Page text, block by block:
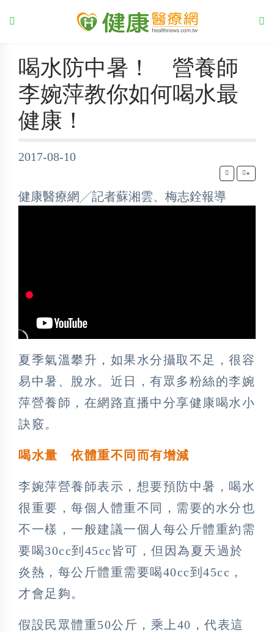
喝水防中暑！ 營養師
李婉萍教你如何喝水最
健康！
2017-08-10
+
健康醫療網╱記者蘇湘雲、梅志銓報導
夏季氣溫攀升，如果水分攝取不足，很容
易中暑、脫水。近日，有眾多粉絲的李婉
萍營養師，在網路直播中分享健康喝水小
訣竅。
喝水量 依體重不同而有增減
李婉萍營養師表示，想要預防中暑，喝水
很重要，每個人體重不同，需要的水分也
不一樣，一般建議一個人每公斤體重約需
要喝30cc到45cc皆可，但因為夏天過於
炎熱，每公斤體重需要喝40cc到45cc，
才會足夠。
假設民眾體重50公斤，乘上40，代表這